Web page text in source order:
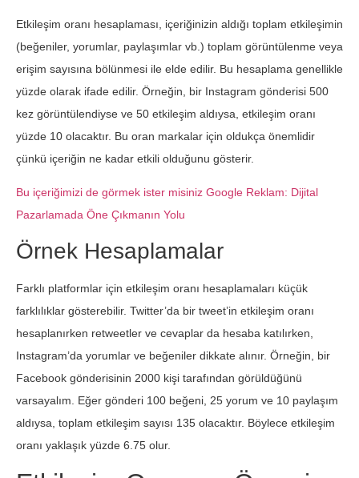
Etkileşim oranı hesaplaması, içeriğinizin aldığı toplam etkileşimin
(beğeniler, yorumlar, paylaşımlar vb.) toplam görüntülenme veya
erişim sayısına bölünmesi ile elde edilir. Bu hesaplama genellikle
yüzde olarak ifade edilir. Örneğin, bir Instagram gönderisi 500
kez görüntülendiyse ve 50 etkileşim aldıysa, etkileşim oranı
yüzde 10 olacaktır. Bu oran markalar için oldukça önemlidir
çünkü içeriğin ne kadar etkili olduğunu gösterir.
Bu içeriğimizi de görmek ister misiniz Google Reklam: Dijital
Pazarlamada Öne Çıkmanın Yolu
Örnek Hesaplamalar
Farklı platformlar için etkileşim oranı hesaplamaları küçük
farklılıklar gösterebilir. Twitter’da bir tweet’in etkileşim oranı
hesaplanırken retweetler ve cevaplar da hesaba katılırken,
Instagram’da yorumlar ve beğeniler dikkate alınır. Örneğin, bir
Facebook gönderisinin 2000 kişi tarafından görüldüğünü
varsayalım. Eğer gönderi 100 beğeni, 25 yorum ve 10 paylaşım
aldıysa, toplam etkileşim sayısı 135 olacaktır. Böylece etkileşim
oranı yaklaşık yüzde 6.75 olur.